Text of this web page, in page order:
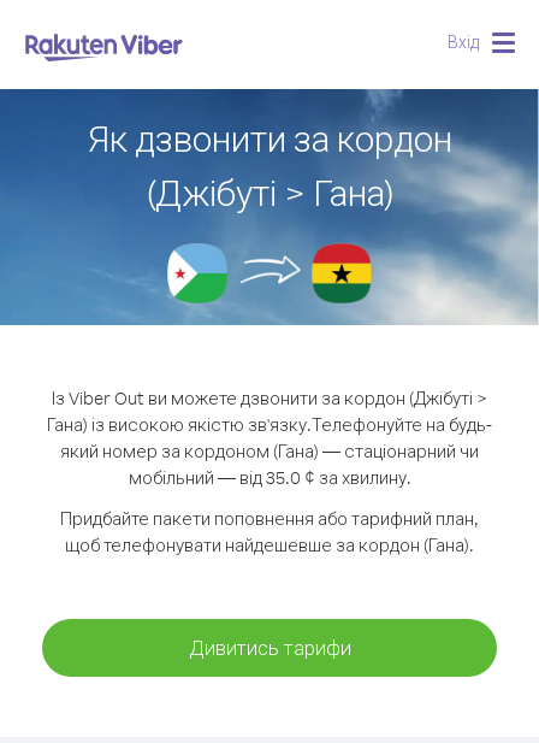
Вхід
Як дзвонити за кордон
(Джібуті > Гана)
Із Viber Out ви можете дзвонити за кордон (Джібуті >
Гана) із високою якістю зв'язку.Телефонуйте на будь-
який номер за кордоном (Гана) — стаціонарний чи
мобільний — від 35.0 ¢ за хвилину.
Придбайте пакети поповнення або тарифний план,
щоб телефонувати найдешевше за кордон (Гана).
Дивитись тарифи